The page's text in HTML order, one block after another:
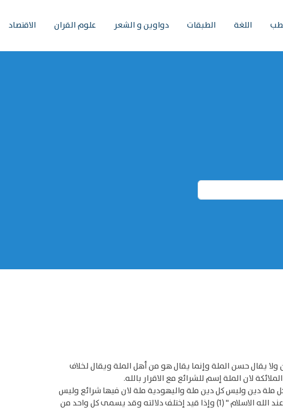
اللغة الطبقات دواوين و الشعر علوم القران الاقتصاد
يقال حسن الملة وإنما يقال هو من أهل الملة ويقال لخلاف
لان الملة إسم للشرائع مع الاقرار بالله.
ملة دين وليس كل دين ملة واليهودية ملة لان فيها شرائع وليس
الشرك ملة وإذا أطلق الدين فهو الطاعة العامة التي يجازى عليها بالثواب مثل قوله تعالى " إن الدين عند الله الاسلام " (1) وإذا قيد إختلف دلالته وقد يسمى كل واحد من